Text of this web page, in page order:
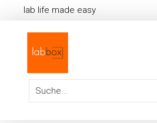
lab life made easy